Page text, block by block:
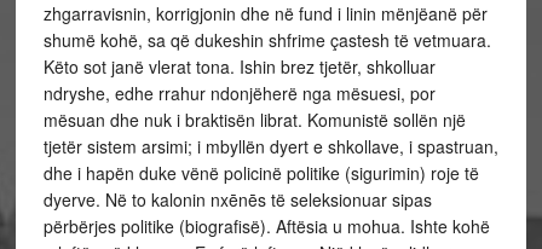
zhgarravisnin, korrigjonin dhe në fund i linin mënjëanë për
shumë kohë, sa që dukeshin shfrime çastesh të vetmuara.
Këto sot janë vlerat tona. Ishin brez tjetër, shkolluar
ndryshe, edhe rrahur ndonjëherë nga mësuesi, por
mësuan dhe nuk i braktisën librat. Komunistë sollën një
tjetër sistem arsimi; i mbyllën dyert e shkollave, i spastruan,
dhe i hapën duke vënë policinë politike (sigurimin) roje të
dyerve. Në to kalonin nxēnēs të seleksionuar sipas
përbërjes politike (biografisë). Aftësia u mohua. Ishte kohë